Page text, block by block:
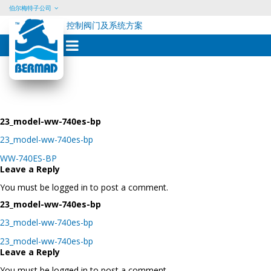
Skip
content
伯尔梅特子公司
控制阀门及系统方案
23_model-ww-740es-bp
23_model-ww-740es-bp
Post
navigation
WW-740ES-BP
Leave a Reply
You must be logged in to post a comment.
23_model-ww-740es-bp
23_model-ww-740es-bp
Post
navigation
23_model-ww-740es-bp
Leave a Reply